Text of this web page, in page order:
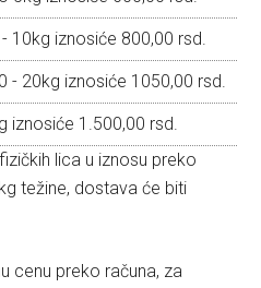
10kg iznosiće 800,00 rsd.
- 20kg iznosiće 1050,00 rsd.
iznosiće 1.500,00 rsd.
lica u iznosu preko
težine, dostava će biti
cenu preko računa, za